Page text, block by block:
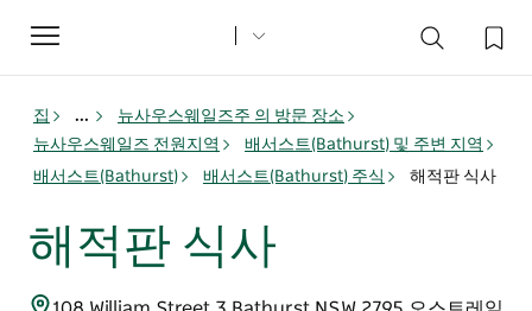
Toggle
navigation
집 ...
뉴사우스웨일즈주 의 방문 장소
뉴사우스웨일즈 전원지역
배서스트(Bathurst) 및 주변 지역
배서스트(Bathurst)
배서스트(Bathurst) 주식 해적판 식사
해적판 식사